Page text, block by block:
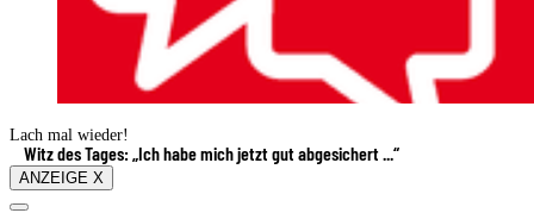
Lach mal wieder!
Witz des Tages: „Ich habe mich jetzt gut abgesichert ...“
ANZEIGE X